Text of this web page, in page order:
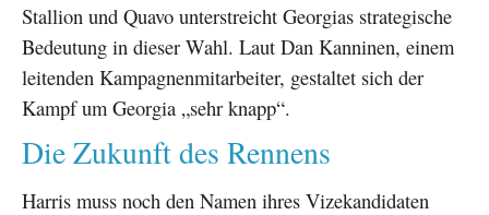
Stallion und Quavo unterstreicht Georgias strategische
Bedeutung in dieser Wahl. Laut Dan Kanninen, einem
leitenden Kampagnenmitarbeiter, gestaltet sich der
Kampf um Georgia „sehr knapp“.
Die Zukunft des Rennens
Harris muss noch den Namen ihres Vizekandidaten